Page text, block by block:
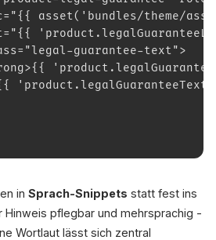
theme/
guarantee-text">
in Sprach-Snippets statt fest ins
Hinweis pflegbar und mehrsprachig -
Wortlaut lässt sich zentral